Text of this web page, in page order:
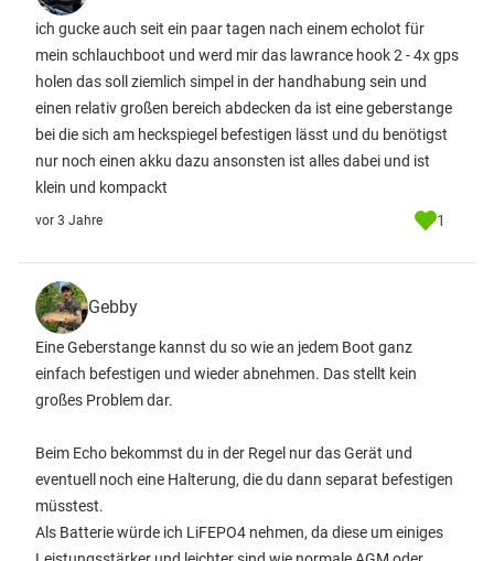
ich gucke auch seit ein paar tagen nach einem echolot für
mein schlauchboot und werd mir das lawrance hook 2 - 4x gps
holen das soll ziemlich simpel in der handhabung sein und
einen relativ großen bereich abdecken da ist eine geberstange
bei die sich am heckspiegel befestigen lässt und du benötigst
nur noch einen akku dazu ansonsten ist alles dabei und ist
klein und kompackt
vor 3 Jahre 1
Gebby
Eine Geberstange kannst du so wie an jedem Boot ganz
einfach befestigen und wieder abnehmen. Das stellt kein
großes Problem dar.
Beim Echo bekommst du in der Regel nur das Gerät und
eventuell noch eine Halterung, die du dann separat befestigen
müsstest.
Als Batterie würde ich LiFEPO4 nehmen, da diese um einiges